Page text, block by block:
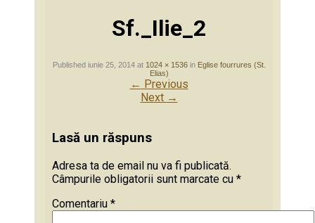
Sf._Ilie_2
Published iunie 25, 2014at 1024 × 1536in Eglise fourrures (St.
Elias)
← Previous
Next →
Lasă un răspuns
Adresa ta de email nu va fi publicată.
Câmpurile obligatorii sunt marcate cu *
Comentariu *